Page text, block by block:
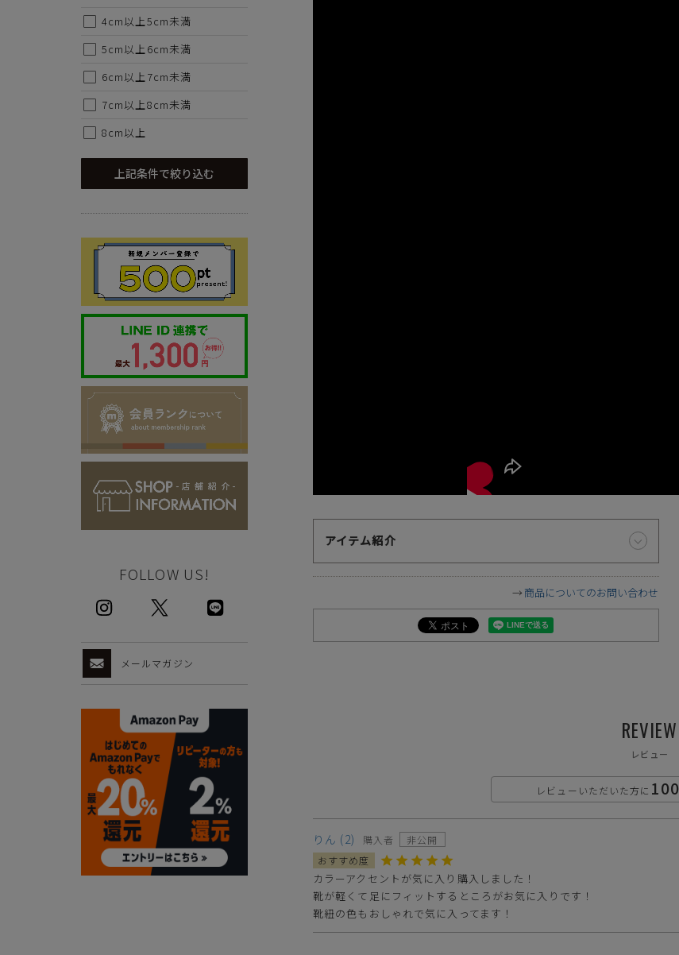
アイテム紹介
商品についてのお問い合わせ
REVIEW
レビュー
レビューいただいた方に 100
りん 2 購入者 非公開
カラーアクセントが気に入り購入しました！
靴が軽くて足にフィットするところがお気に入りです！
靴紐の色もおしゃれで気に入ってます！
4cm以上5cm未満
5cm以上6cm未満
6cm以上7cm未満
7cm以上8cm未満
8cm以上
上記条件で絞り込む
FOLLOW US!
メールマガジン
代金のお支払い方法について
クレジットカード・銀行振込（前払い）・Amazonペイ・代
金引換の中からお好きな決済方法をお選びいただけます。
お届け時間帯の指定について
ご注文から5日以降でしたら、お届け日時と時間帯をご指定
いただけます。ご指定可能な時間帯は「午前中」、「14～16
時」、「16～18時」、「18～20時」、「19～21時」となっ
ております。
ご注意事項
・掲載されております商品の色はPCモニターにより色目に相違が生じる場合があります。予めご了承下さい。
・掲載されております画像を許可無くご使用にならないで下さい。お使いになりたい場合はお問い合せよりご連絡下さい。
・仕様および外観・価格は予告なく変更されることがあります。予めご了承下さい。
・当オンラインストアと実店舗では、一部商品にて割引率が異なります
・ご試着につきましては必ず屋内でお願いします。